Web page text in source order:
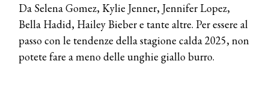
Da Selena Gomez, Kylie Jenner, Jennifer Lopez,
Bella Hadid, Hailey Bieber e tante altre. Per essere al
passo con le tendenze della stagione calda 2025, non
potete fare a meno delle unghie giallo burro.
eco-sostenibile linea di prodotti
professionali
DAVINES
Davines presenta cofanetti beauty